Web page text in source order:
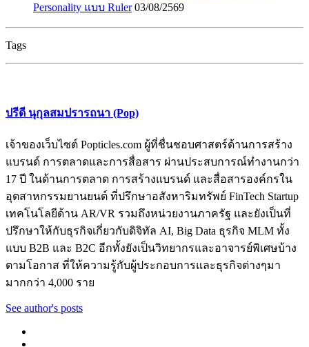
Personality แบบ Ruler 03/08/2569
Tags
ปรีดี นุกุลสมปรารถนา (Pop)
เจ้าของเว็บไซต์ Popticles.com ผู้ที่ชื่นชอบศาสตร์ด้านการสร้าง
แบรนด์ การตลาดและการสื่อสาร ผ่านประสบการณ์ทำงานกว่า
17 ปี ในด้านการตลาด การสร้างแบรนด์ และสื่อสารองค์กรใน
อุตสาหกรรมยานยนต์ ที่ปรึกษาอสังหาริมทรัพย์ FinTech Startup
เทคโนโลยีด้าน AR/VR รวมถึงหน่วยงานภาครัฐ และยังเป็นที่
ปรึกษาให้กับธุรกิจเกี่ยวกับดิจิทัล AI, Big Data ธุรกิจ MLM ทั้ง
แบบ B2B และ B2C อีกทั้งยังเป็นวิทยากรและอาจารย์พิเศษบ้าง
ตามโอกาส ที่ให้ความรู้กับผู้ประกอบการและธุรกิจต่างๆมา
มากกว่า 4,000 ราย
See author's posts